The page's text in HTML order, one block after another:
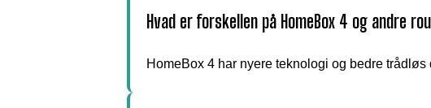
Hvad er forskellen på HomeBox 4 og andre
HomeBox 4 har nyere teknologi og bedre